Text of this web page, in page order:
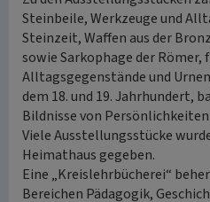
Steinbeile, Werkzeuge und
Steinzeit, Waffen aus der
sowie Sarkophage der Römer,
Alltagsgegenstände und
dem 18. und 19. Jahrhundert,
Bildnisse von
Viele Ausstellungsstücke
Heimathaus gegeben.
Eine „Kreislehrbücherei“
Bereichen Pädagogik,